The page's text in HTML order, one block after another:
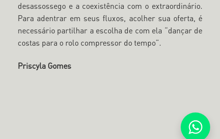
desassossego e a coexistência com o extraordinário.
Para adentrar em seus fluxos, acolher sua oferta, é
necessário partilhar a escolha de com ela “dançar de
costas para o rolo compressor do tempo”.
Priscyla Gomes